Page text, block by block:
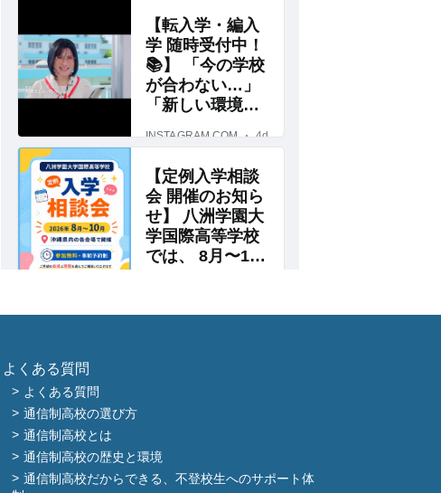
よくある質問
よくある質問
通信制高校の選び方
通信制高校とは
通信制高校の歴史と環境
通信制高校だからできる、不登校生へのサポート体